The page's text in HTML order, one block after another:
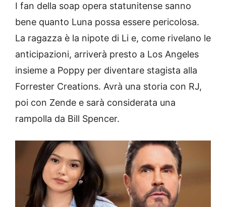
I fan della soap opera statunitense sanno
bene quanto Luna possa essere pericolosa.
La ragazza è la nipote di Li e, come rivelano le
anticipazioni, arriverà presto a Los Angeles
insieme a Poppy per diventare stagista alla
Forrester Creations. Avrà una storia con RJ,
poi con Zende e sarà considerata una
rampolla da Bill Spencer.